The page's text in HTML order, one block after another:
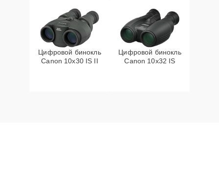
Цифровой бинокль
Canon 10x30 IS II
Цифровой бинокль
Canon 10x32 IS